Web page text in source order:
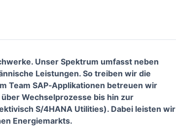
Unser Spektrum umfasst neben
Leistungen. So treiben wir die
Team SAP‑Applikationen betreuen wir
Wechselprozesse bis hin zur
S/4HANA Utilities). Dabei leisten wir
Energiemarkts.